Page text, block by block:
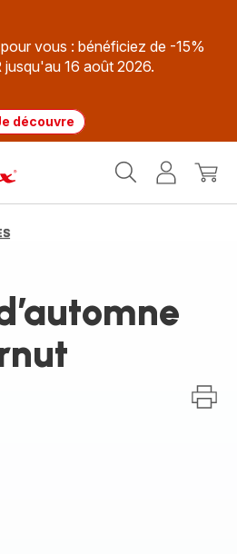
vous : bénéficiez de -15%
16 août 2026.
découvre
MonMon